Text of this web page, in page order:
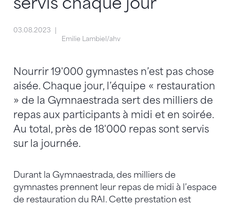
03.08.2023
Emilie Lambiel/ahv
Nourrir 19'000 gymnastes n’est pas chose
aisée. Chaque jour, l’équipe « restauration
» de la Gymnaestrada sert des milliers de
repas aux participants à midi et en soirée.
Au total, près de 18'000 repas sont servis
sur la journée.
Durant la Gymnaestrada, des milliers de
gymnastes prennent leur repas de midi à l’espace
de restauration du RAI. Cette prestation est